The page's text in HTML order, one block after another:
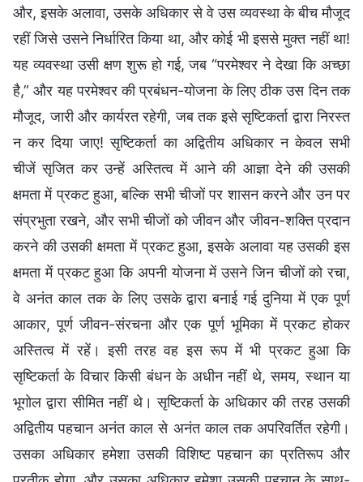
और, इसके अलावा, उसके अधिकार से वे उस व्यवस्था के बीच मौजूद
रहीं जिसे उसने निर्धारित किया था, और कोई भी इससे मुक्त नहीं था!
यह व्यवस्था उसी क्षण शुरू हो गई, जब “परमेश्वर ने देखा कि अच्छा
है,” और यह परमेश्वर की प्रबंधन-योजना के लिए ठीक उस दिन तक
मौजूद, जारी और कार्यरत रहेगी, जब तक इसे सृष्टिकर्ता द्वारा निरस्त
न कर दिया जाए! सृष्टिकर्ता का अद्वितीय अधिकार न केवल सभी
चीजें सृजित कर उन्हें अस्तित्व में आने की आज्ञा देने की उसकी
क्षमता में प्रकट हुआ, बल्कि सभी चीजों पर शासन करने और उन पर
संप्रभुता रखने, और सभी चीजों को जीवन और जीवन-शक्ति प्रदान
करने की उसकी क्षमता में प्रकट हुआ, इसके अलावा यह उसकी इस
क्षमता में प्रकट हुआ कि अपनी योजना में उसने जिन चीजों को रचा,
वे अनंत काल तक के लिए उसके द्वारा बनाई गई दुनिया में एक पूर्ण
आकार, पूर्ण जीवन-संरचना और एक पूर्ण भूमिका में प्रकट होकर
अस्तित्व में रहें। इसी तरह वह इस रूप में भी प्रकट हुआ कि
सृष्टिकर्ता के विचार किसी बंधन के अधीन नहीं थे, समय, स्थान या
भूगोल द्वारा सीमित नहीं थे। सृष्टिकर्ता के अधिकार की तरह उसकी
अद्वितीय पहचान अनंत काल से अनंत काल तक अपरिवर्तित रहेगी।
उसका अधिकार हमेशा उसकी विशिष्ट पहचान का प्रतिरूप और